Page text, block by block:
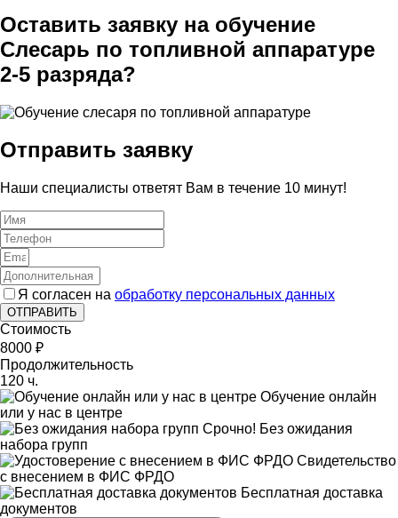
Оставить заявку на обучение
Слесарь по топливной аппаратуре
2-5 разряда?
Отправить заявку
Наши специалисты ответят Вам в течение 10 минут!
Я согласен на обработку персональных данных
ОТПРАВИТЬ
Стоимость
8000 ₽
Продолжительность
120 ч.
Обучение онлайн
или у нас в центре
Срочно! Без ожидания
набора групп
Свидетельство
с внесением в ФИС ФРДО
Бесплатная доставка
документов